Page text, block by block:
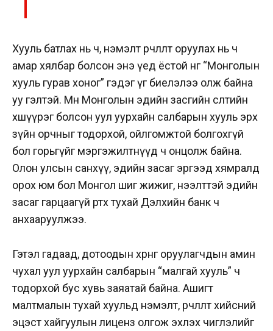
Хууль батлах нь ч, нэмэлт өөрчлөлт оруулах нь ч
амар хялбар болсон энэ үед ёстой нөгөө “Монголын
хууль гурав хоног” гэдэг үг биелэлээ олж байна
уу гэлтэй. Мөн Монголын эдийн засгийн өсөлтийн
хөшүүрэг болсон уул уурхайн салбарын хууль эрх
зүйн орчныг тодорхой, ойлгомжтой болгохгүй
бол горьгүйг мэргэжилтнүүд ч онцолж байна.
Олон улсын санхүү, эдийн засаг эргээд хямралд
орох юм бол Монгол шиг жижиг, нээлттэй эдийн
засаг гарцаагүй өртөх тухай Дэлхийн банк ч
анхааруулжээ.
Гэтэл гадаад, дотоодын хөрөнгө оруулагчдын амин
чухал уул уурхайн салбарын “малгай хууль” ч
тодорхой бус хувь заяатай байна. Ашигт
малтмалын тухай хуульд нэмэлт, өөрчлөлт хийсний
эцэст хайгуулын лиценз олгож эхлэх чиглэлийг